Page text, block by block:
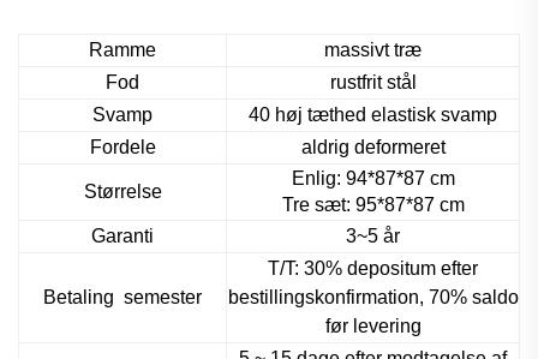
Ramme
massivt træ
Fod
rustfrit stål
Svamp
40 høj tæthed elastisk svamp
Fordele
aldrig deformeret
Størrelse
Enlig: 94*87*87 cm
Tre sæt: 95*87*87 cm
Garanti
3~5 år
Betaling semester
T/T: 30% depositum efter
bestillingskonfirmation, 70% saldo
før levering